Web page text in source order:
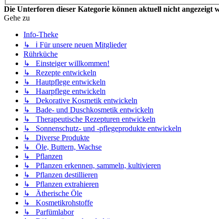
Die Unterforen dieser Kategorie können aktuell nicht angezeigt
Gehe zu
Info-Theke
↳ ℹ️ Für unsere neuen Mitglieder
Rührküche
↳ Einsteiger willkommen!
↳ Rezepte entwickeln
↳ Hautpflege entwickeln
↳ Haarpflege entwickeln
↳ Dekorative Kosmetik entwickeln
↳ Bade- und Duschkosmetik entwickeln
↳ Therapeutische Rezepturen entwickeln
↳ Sonnenschutz- und -pflegeprodukte entwickeln
↳ Diverse Produkte
↳ Öle, Buttern, Wachse
↳ Pflanzen
↳ Pflanzen erkennen, sammeln, kultivieren
↳ Pflanzen destillieren
↳ Pflanzen extrahieren
↳ Ätherische Öle
↳ Kosmetikrohstoffe
↳ Parfümlabor